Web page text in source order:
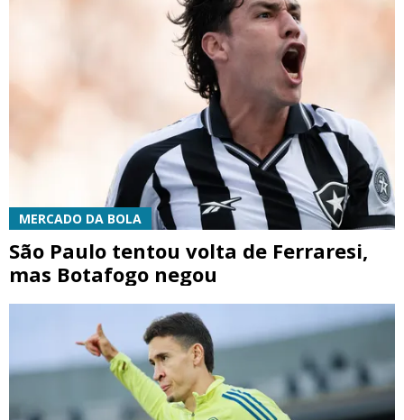
MERCADO DA BOLA
São Paulo tentou volta de Ferraresi,
mas Botafogo negou